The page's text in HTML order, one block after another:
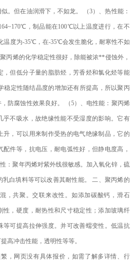
。但在油润滑下，不如龙。 （3）、热性能：
℃ ，制品能在100℃以上温度进行，在不
温度为-35℃，在-35℃会发生脆化，耐寒性不如
丙烯的化学稳定性很好，除能被浓**侵蚀外，
，但低分子量的脂肪烃，芳香烃和氯化烃等能
稳定性随结晶度的增加还有所提高，所以聚丙
防腐蚀性效果良好。 （5）、电性能：聚丙烯
乎不吸水，故绝缘性能不受湿度的影响。它有
升，可以用来制作受热的电气绝缘制品，它的
件等，抗电压，耐电弧性好，但静电度高，
：聚年丙烯对紫外线很敏感。加入氧化锌，硫
白填料等可以改善其耐性能。 二、聚丙烯的
，共聚。交联来改性。如添加碳酸钙，滑石
性，硬度，耐热性和尺寸稳定性；添加玻璃纤
等可提高拉伸强度。并可改善蠕变性。低温抗
高冲击性能，透明性等等。
，网页没有具体报价，如需了解多详情、行